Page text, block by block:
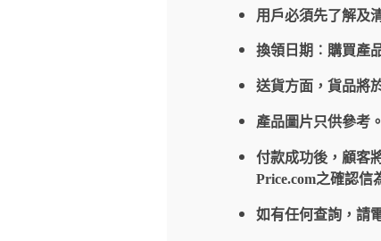
用戶必須先了解及
換領日期︰購買產
送貨方面，貨品將
產品圖片只供參考。
付款成功後，顧客
Price.com之確認信
如有任何查詢，請